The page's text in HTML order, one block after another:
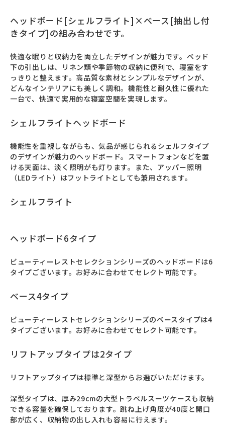
ヘッドボード[シェルフライト]×ベース[抽出し付
きタイプ]の組み合わせです。
快適な眠りと収納力を両立したデザインが魅力です。ベッド
下の引出しは、リネン類や季節物の収納に便利で、寝室をす
っきりと整えます。高品質な素材とシンプルなデザインが、
どんなインテリアにも美しく調和。機能性と耐久性に優れた
一台で、快適で実用的な寝室空間を実現します。
シェルフライトヘッドボード
機能性を重視しながらも、気品が感じられるシェルフタイプ
のデザインが魅力のヘッドボード。スマートフォンなどを置
ける天面は、淡く照明がも灯ります。また、アッパー照明
（LEDライト）はフットライトとしても兼用されます。
シェルフライト
ヘッドボード6タイプ
ビューティーレストセレクションシリーズのヘッドボードは6
タイプございます。お好みに合わせてセレクト可能です。
ベース4タイプ
ビューティーレストセレクションシリーズのベースタイプは4
タイプございます。お好みに合わせてセレクト可能です。
リフトアップタイプは2タイプ
リフトアップタイプは標準と深型からお選びいただけます。
深型タイプは、厚み29cmの大型トラベルスーツケースも収納
できる容量を確保しております。跳ね上げ角度が40度と開口
部が広く、収納物の出し入れも容易に行えます。